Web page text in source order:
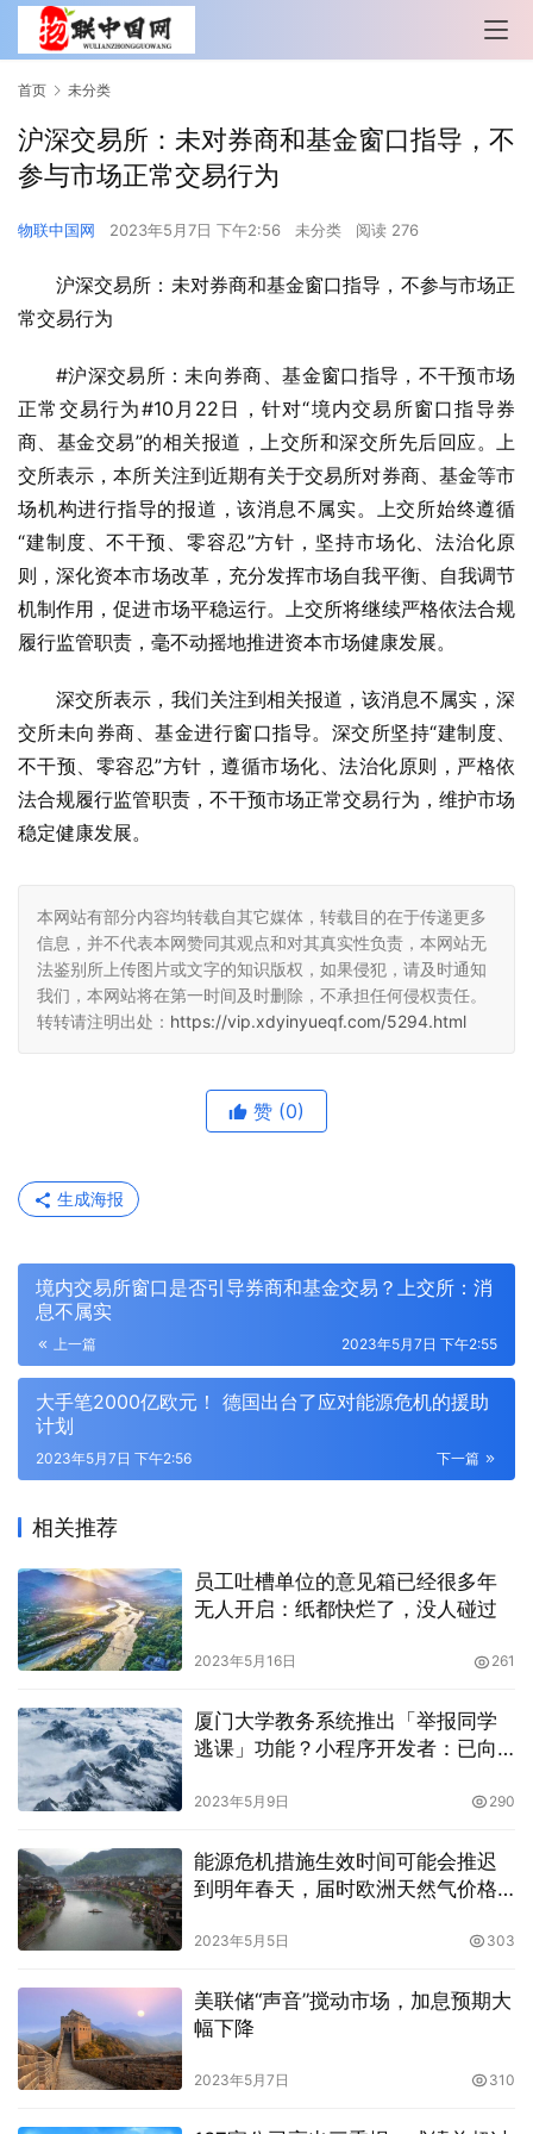
首页 未分类
沪深交易所：未对券商和基金窗口指导，不
参与市场正常交易行为
物联中国网 2023年5月7日 下午2:56 未分类 阅读 276
沪深交易所：未对券商和基金窗口指导，不参与市场正
常交易行为
#沪深交易所：未向券商、基金窗口指导，不干预市场
正常交易行为#10月22日，针对“境内交易所窗口指导券
商、基金交易”的相关报道，上交所和深交所先后回应。上
交所表示，本所关注到近期有关于交易所对券商、基金等市
场机构进行指导的报道，该消息不属实。上交所始终遵循
“建制度、不干预、零容忍”方针，坚持市场化、法治化原
则，深化资本市场改革，充分发挥市场自我平衡、自我调节
机制作用，促进市场平稳运行。上交所将继续严格依法合规
履行监管职责，毫不动摇地推进资本市场健康发展。
深交所表示，我们关注到相关报道，该消息不属实，深
交所未向券商、基金进行窗口指导。深交所坚持“建制度、
不干预、零容忍”方针，遵循市场化、法治化原则，严格依
法合规履行监管职责，不干预市场正常交易行为，维护市场
稳定健康发展。
本网站有部分内容均转载自其它媒体，转载目的在于传递更多
信息，并不代表本网赞同其观点和对其真实性负责，本网站无
法鉴别所上传图片或文字的知识版权，如果侵犯，请及时通知
我们，本网站将在第一时间及时删除，不承担任何侵权责任。
转转请注明出处： https://vip.xdyinyueqf.com/5294.html
赞 (0)
生成海报
境内交易所窗口是否引导券商和基金交易？上交所：消
息不属实
上一篇 2023年5月7日 下午2:55
大手笔2000亿欧元！ 德国出台了应对能源危机的援助
计划
下一篇
2023年5月7日 下午2:56
相关推荐
员工吐槽单位的意见箱已经很多年
无人开启：纸都快烂了，没人碰过
2023年5月16日 261
厦门大学教务系统推出「举报同学
逃课」功能？小程序开发者：已向
2023年5月9日 290
能源危机措施生效时间可能会推迟
到明年春天，届时欧洲天然气价格
2023年5月5日 303
美联储“声音”搅动市场，加息预期大
幅下降
2023年5月7日 310